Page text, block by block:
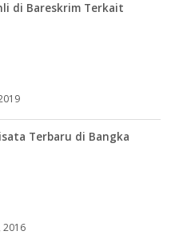
di Bareskrim Terkait
Terbaru di Bangka